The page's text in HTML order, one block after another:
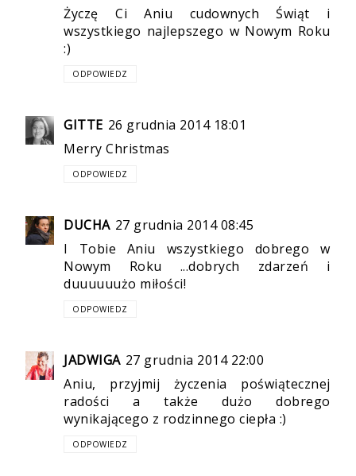
Życzę Ci Aniu cudownych Świąt i
wszystkiego najlepszego w Nowym Roku
:)
ODPOWIEDZ
GITTE 26 grudnia 2014 18:01
Merry Christmas
ODPOWIEDZ
DUCHA 27 grudnia 2014 08:45
I Tobie Aniu wszystkiego dobrego w
Nowym Roku ...dobrych zdarzeń i
duuuuuużo miłości!
ODPOWIEDZ
JADWIGA 27 grudnia 2014 22:00
Aniu, przyjmij życzenia poświątecznej
radości a także dużo dobrego
wynikającego z rodzinnego ciepła :)
ODPOWIEDZ